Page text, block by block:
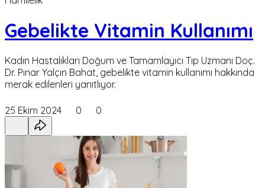
Gebelikte Vitamin Kullanımı
Kadın Hastalıkları Doğum ve Tamamlayıcı Tıp Uzmanı Doç.
Dr. Pınar Yalçın Bahat, gebelikte vitamin kullanımı hakkında
merak edilenleri yanıtlıyor.
25 Ekim 2024 0 0